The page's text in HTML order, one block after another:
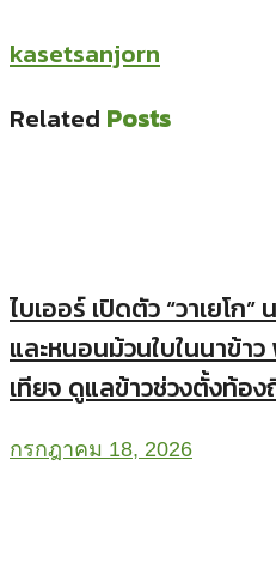
kasetsanjorn
Related Posts
ไบเออร์ เปิดตัว “วาเยโ
และหนอนม้วนใบในนาข้า
เทียจ ดูแลข้าวช่วงตั้งท้อ
กรกฎาคม 18, 2026